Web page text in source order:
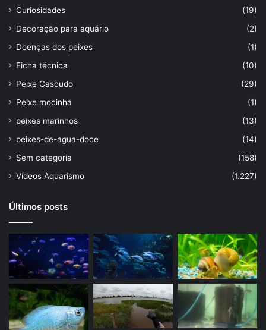
Curiosidades
(19)
Decoração para aquário
(2)
Doenças dos peixes
(1)
Ficha técnica
(10)
Peixe Cascudo
(29)
Peixe mocinha
(1)
peixes marinhos
(13)
peixes-de-agua-doce
(14)
Sem categoria
(158)
Vídeos Aquarismo
(1.227)
Últimos posts